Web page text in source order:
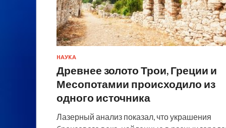
НАУКА
Древнее золото Трои, Греции и
Месопотамии происходило из
одного источника
Лазерный анализ показал, что украшения